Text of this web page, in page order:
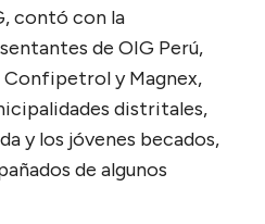
contó con la
de OIG Perú,
y Magnex,
distritales,
y los jóvenes becados,
de algunos